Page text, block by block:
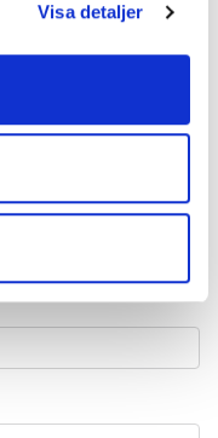
Visa detaljer